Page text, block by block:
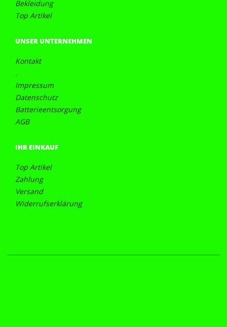
Bekleidung
Top Artikel
UNSER UNTERNEHMEN
Kontakt
.
Impressum
Datenschutz
Batterieentsorgung
AGB
IHR EINKAUF
Top Artikel
Zahlung
Versand
Widerrufserklärung